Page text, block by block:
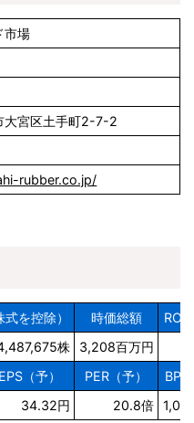
市場
大宮区土手町2-7-2
rubber.co.jp/
を控除） 時価総額
株 3,208百万円
EPS（予） PER（予）
BPS
34.32円 20.8倍